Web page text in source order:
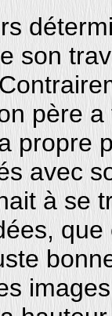
son
père
propre
avec
à se